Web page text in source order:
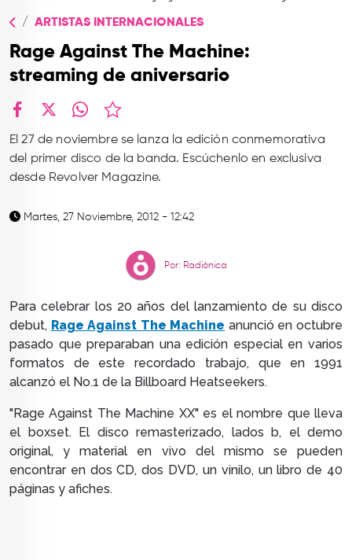
CONTACTO
ARTISTAS INTERNACIONALES
Rage Against The Machine:
streaming de aniversario
El 27 de noviembre se lanza la edición conmemorativa
del primer disco de la banda. Escúchenlo en exclusiva
desde Revolver Magazine.
Martes, 27 Noviembre, 2012 - 12:42
Por: Radiónica
Para celebrar los 20 años del lanzamiento de su disco
debut, Rage Against The Machine anunció en octubre
pasado que preparaban una edición especial en varios
formatos de este recordado trabajo, que en 1991
alcanzó el No.1 de la Billboard Heatseekers.
"Rage Against The Machine XX" es el nombre que lleva
el boxset. El disco remasterizado, lados b, el demo
original, y material en vivo del mismo se pueden
encontrar en dosCD, dos DVD, un vinilo, un libro de 40
páginas y afiches.